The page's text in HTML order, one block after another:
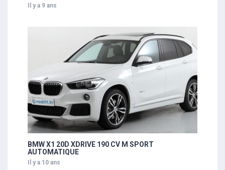
Il y a 9 ans
BMW X1 20D XDRIVE 190 CV M SPORT
AUTOMATIQUE
Il y a 10 ans